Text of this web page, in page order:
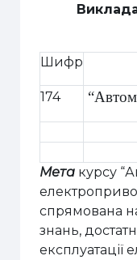
Шифр
174 “
Мета курсу
спрямована
знань,
експлуатації